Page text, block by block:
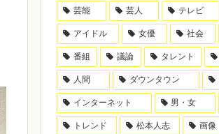
芸能 芸人 テレビ
アイドル 女優 社会
番組 議論 タレント
人間 ダウンタウン
インターネット 男・女
トレンド 松本人志 画像